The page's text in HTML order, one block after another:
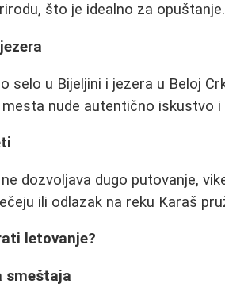
što je idealno za opuštanje.
selo u Bijeljini i jezera u Beloj
mesta nude autentično iskustvo
dozvoljava dugo putovanje,
ili odlazak na reku Karaš
letovanje?
smeštaja